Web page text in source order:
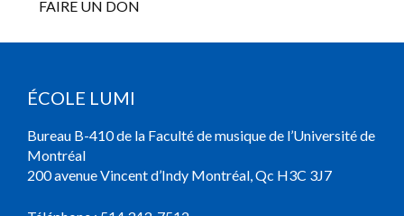
FAIRE UN DON
ÉCOLE LUMI
Bureau B-410 de la Faculté de musique de l’Université de
Montréal
200 avenue Vincent d’Indy Montréal, Qc H3C 3J7